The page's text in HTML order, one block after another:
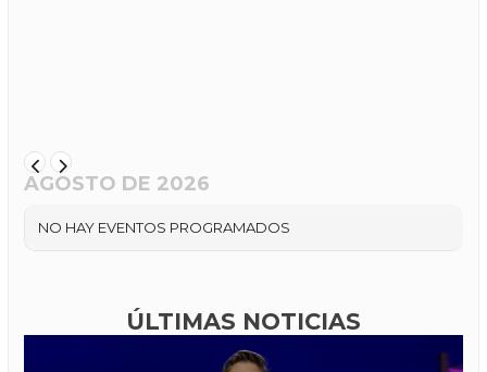
AGOSTO DE 2026
NO HAY EVENTOS PROGRAMADOS
ÚLTIMAS NOTICIAS